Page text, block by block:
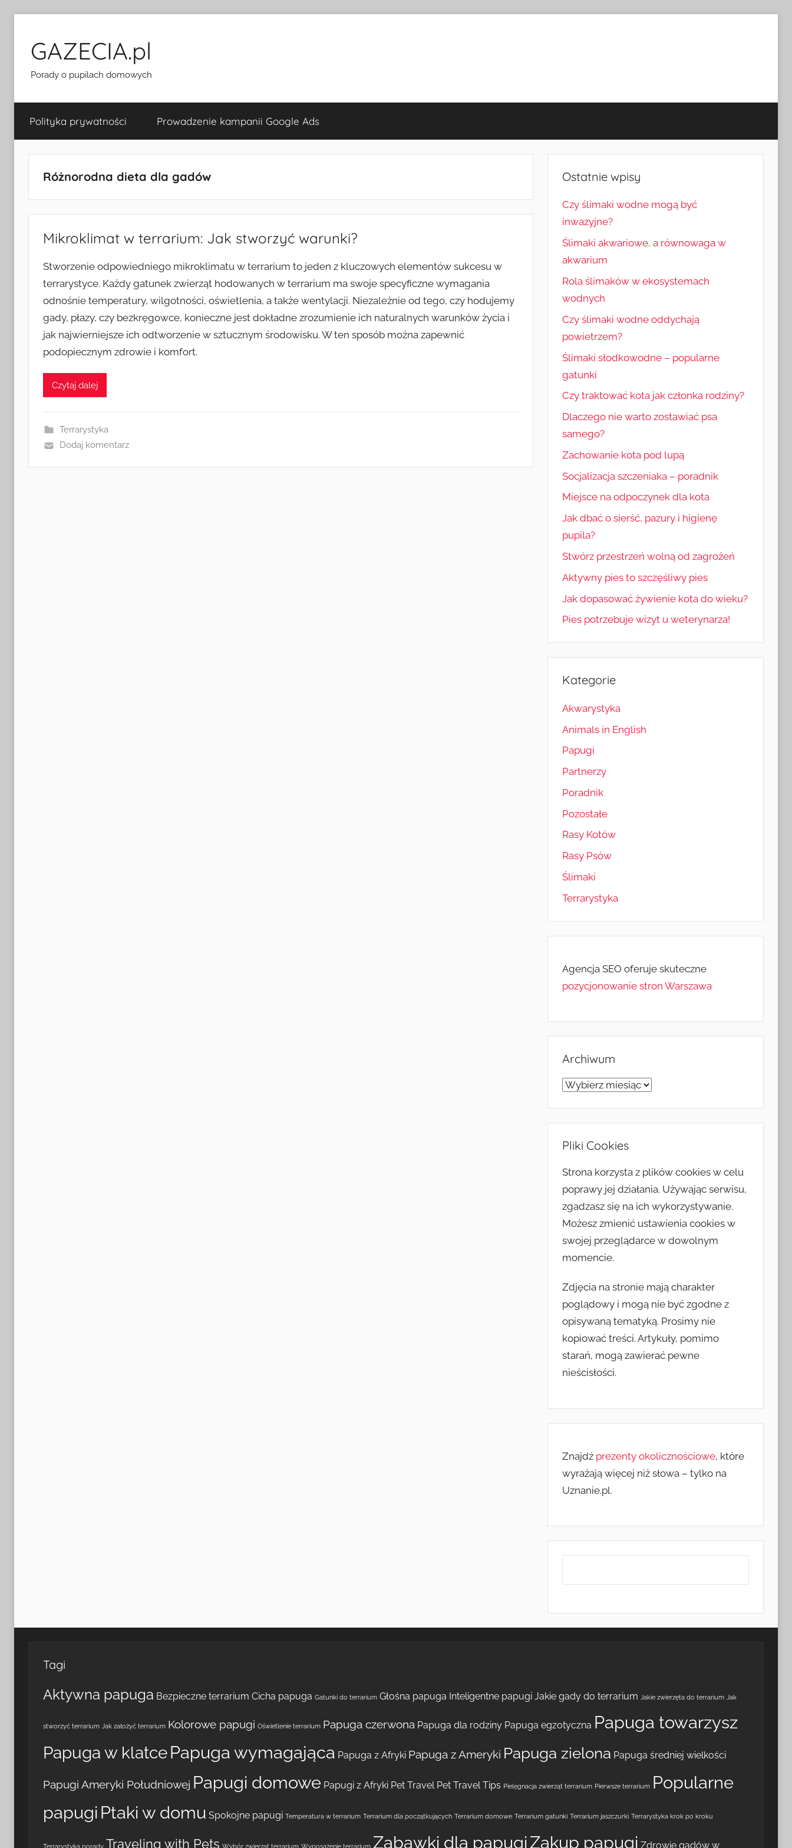
treściGAZECIA.pl
Porady o pupilach domowych
Polityka prywatności Prowadzenie kampanii Google Ads
Różnorodna dieta dla gadów
Mikroklimat w terrarium: Jak stworzyć warunki?
Stworzenie odpowiedniego mikroklimatu w terrarium to jeden z kluczowych elementów sukcesu w
terrarystyce. Każdy gatunek zwierząt hodowanych w terrarium ma swoje specyficzne wymagania
odnośnie temperatury, wilgotności, oświetlenia, a także wentylacji. Niezależnie od tego, czy hodujemy
gady, płazy, czy bezkręgowce, konieczne jest dokładne zrozumienie ich naturalnych warunków życia i
jak najwierniejsze ich odtworzenie w sztucznym środowisku. W ten sposób można zapewnić
podopiecznym zdrowie i komfort.
Czytaj dalej
Terrarystyka
Dodaj komentarz
Ostatnie wpisy
Czy ślimaki wodne mogą być
inwazyjne?
Ślimaki akwariowe, a równowaga w
akwarium
Rola ślimaków w ekosystemach
wodnych
Czy ślimaki wodne oddychają
powietrzem?
Ślimaki słodkowodne – popularne
gatunki
Czy traktować kota jak członka rodziny?
Dlaczego nie warto zostawiać psa
samego?
Zachowanie kota pod lupą
Socjalizacja szczeniaka – poradnik
Miejsce na odpoczynek dla kota
Jak dbać o sierść, pazury i higienę
pupila?
Stwórz przestrzeń wolną od zagrożeń
Aktywny pies to szczęśliwy pies
Jak dopasować żywienie kota do wieku?
Pies potrzebuje wizyt u weterynarza!
Kategorie
Akwarystyka
Animals in English
Papugi
Partnerzy
Poradnik
Pozostałe
Rasy Kotów
Rasy Psów
Ślimaki
Terrarystyka
Agencja SEO oferuje skuteczne
pozycjonowanie stron Warszawa
Archiwum
Archiwum
Pliki Cookies
Strona korzysta z plików cookies w celu
poprawy jej działania. Używając serwisu,
zgadzasz się na ich wykorzystywanie.
Możesz zmienić ustawienia cookies w
swojej przeglądarce w dowolnym
momencie.
Zdjęcia na stronie mają charakter
poglądowy i mogą nie być zgodne z
opisywaną tematyką. Prosimy nie
kopiować treści. Artykuły, pomimo
starań, mogą zawierać pewne
nieścisłości.
Znajdź prezenty okolicznościowe, które
wyrażają więcej niż słowa – tylko na
Uznanie.pl.
Tagi
Aktywna papuga Bezpieczne terrarium Cicha papuga Gatunki do terrarium Głośna papuga Inteligentne papugi Jakie gady do terrarium Jakie zwierzęta do terrarium Jak
stworzyć terrarium Jak założyć terrarium Kolorowe papugi Oświetlenie terrarium Papuga czerwona Papuga dla rodziny Papuga egzotyczna Papuga towarzysz
Papuga w klatcePapuga wymagająca Papuga z Afryki Papuga z Ameryki Papuga zielona Papuga średniej wielkości
Papugi Ameryki Południowej Papugi domowe Papugi z Afryki Pet Travel Pet Travel Tips Pielęgnacja zwierząt terrarium Pierwsze terrarium Popularne
papugi Ptaki w domu Spokojne papugi Temperatura w terrarium Terrarium dla początkujących Terrarium domowe Terrarium gatunki Terrarium jaszczurki Terrarystyka krok po kroku
Terrarystyka porady Traveling with Pets Wybór zwierząt terrarium Wyposażenie terrarium Zabawki dla papugiZakup papugi Zdrowie gadów w